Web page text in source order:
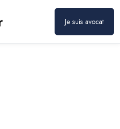
Je suis avocat